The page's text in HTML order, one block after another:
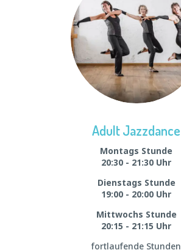
Adult Jazzdance
Montags Stunde
20:30 - 21:30 Uhr
Dienstags Stunde
19:00 - 20:00 Uhr
Mittwochs Stunde
20:15 - 21:15 Uhr
fortlaufende Stunden